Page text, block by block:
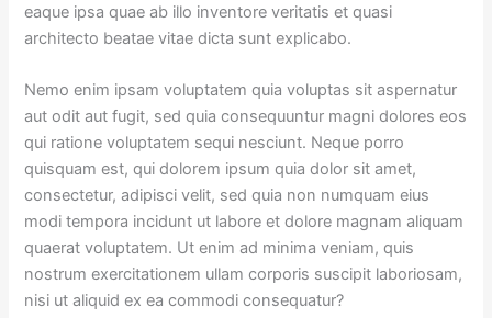
eaque ipsa quae ab illo inventore veritatis et quasi
architecto beatae vitae dicta sunt explicabo.
Nemo enim ipsam voluptatem quia voluptas sit aspernatur
aut odit aut fugit, sed quia consequuntur magni dolores eos
qui ratione voluptatem sequi nesciunt. Neque porro
quisquam est, qui dolorem ipsum quia dolor sit amet,
consectetur, adipisci velit, sed quia non numquam eius
modi tempora incidunt ut labore et dolore magnam aliquam
quaerat voluptatem. Ut enim ad minima veniam, quis
nostrum exercitationem ullam corporis suscipit laboriosam,
nisi ut aliquid ex ea commodi consequatur?